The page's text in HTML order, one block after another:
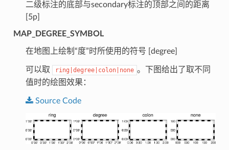
二级标注的底部与secondary标注的顶部之间的距离
[5p]
MAP_DEGREE_SYMBOL
在地图上绘制“度”时所使用的符号 [degree]
可以取 ring|degree|colon|none 。下图给出了取不同
值时的绘图效果：
Source Code